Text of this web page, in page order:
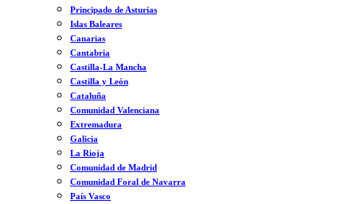
Principado de Asturias
Islas Baleares
Canarias
Cantabria
Castilla-La Mancha
Castilla y León
Cataluña
Comunidad Valenciana
Extremadura
Galicia
La Rioja
Comunidad de Madrid
Comunidad Foral de Navarra
País Vasco